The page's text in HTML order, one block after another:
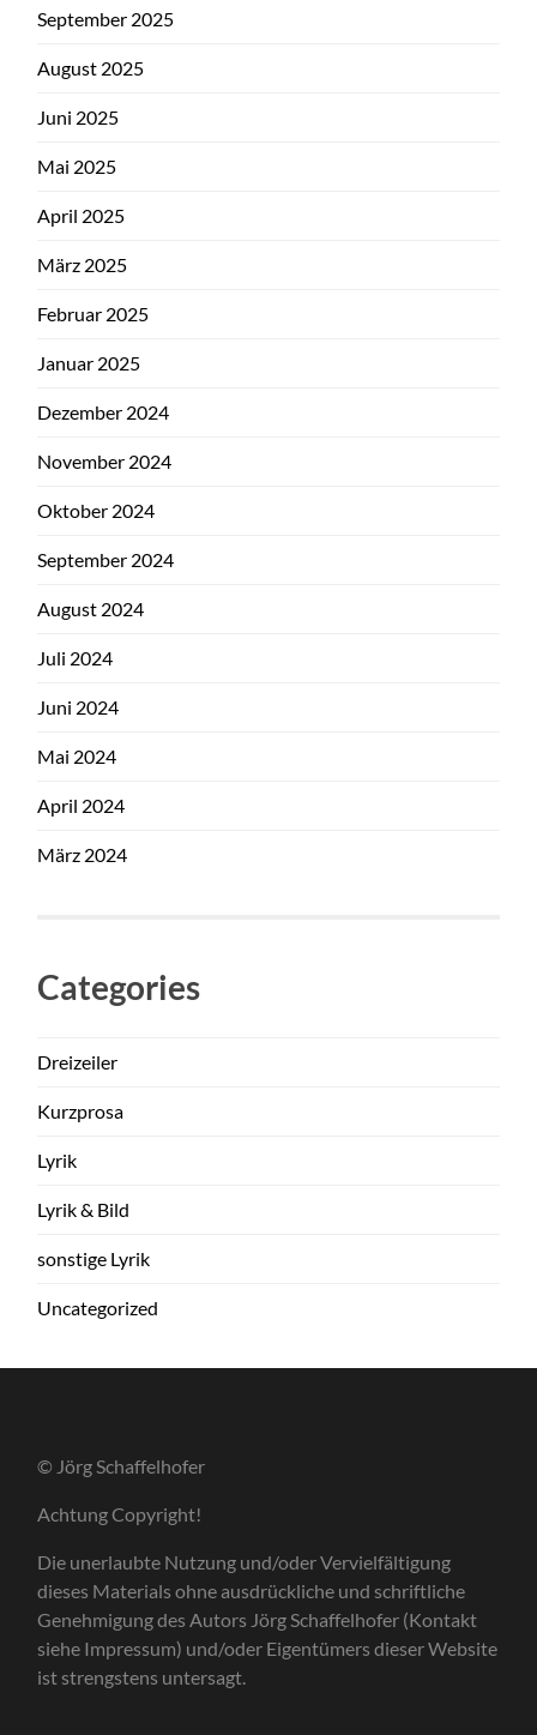
September 2025
August 2025
Juni 2025
Mai 2025
April 2025
März 2025
Februar 2025
Januar 2025
Dezember 2024
November 2024
Oktober 2024
September 2024
August 2024
Juli 2024
Juni 2024
Mai 2024
April 2024
März 2024
Categories
Dreizeiler
Kurzprosa
Lyrik
Lyrik & Bild
sonstige Lyrik
Uncategorized
© Jörg Schaffelhofer
Achtung Copyright!
Die unerlaubte Nutzung und/oder Vervielfältigung
dieses Materials ohne ausdrückliche und schriftliche
Genehmigung des Autors Jörg Schaffelhofer (Kontakt
siehe Impressum) und/oder Eigentümers dieser Website
ist strengstens untersagt.